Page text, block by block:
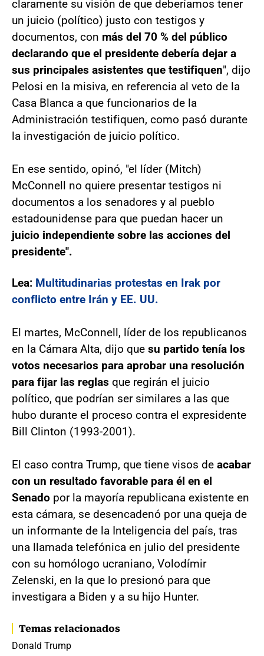
claramente su visión de que deberíamos tener
un juicio (político) justo con testigos y
documentos, con más del 70 % del público
declarando que el presidente debería dejar a
sus principales asistentes que testifiquen", dijo
Pelosi en la misiva, en referencia al veto de la
Casa Blanca a que funcionarios de la
Administración testifiquen, como pasó durante
la investigación de juicio político.
En ese sentido, opinó, "el líder (Mitch)
McConnell no quiere presentar testigos ni
documentos a los senadores y al pueblo
estadounidense para que puedan hacer un
juicio independiente sobre las acciones del
presidente".
Lea: Multitudinarias protestas en Irak por
conflicto entre Irán y EE. UU.
El martes, McConnell, líder de los republicanos
en la Cámara Alta, dijo que su partido tenía los
votos necesarios para aprobar una resolución
para fijar las reglas que regirán el juicio
político, que podrían ser similares a las que
hubo durante el proceso contra el expresidente
Bill Clinton (1993-2001).
El caso contra Trump, que tiene visos de acabar
con un resultado favorable para él en el
Senado por la mayoría republicana existente en
esta cámara, se desencadenó por una queja de
un informante de la Inteligencia del país, tras
una llamada telefónica en julio del presidente
con su homólogo ucraniano, Volodímir
Zelenski, en la que lo presionó para que
investigara a Biden y a su hijo Hunter.
Temas relacionados
Donald Trump